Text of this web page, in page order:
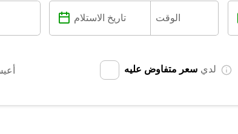
لدي سعر متفاوض عليه